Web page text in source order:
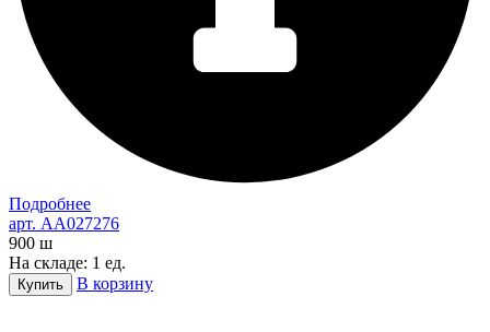
Подробнее
арт. AA027276
900 ш
На складе: 1 ед.
Купить В корзину